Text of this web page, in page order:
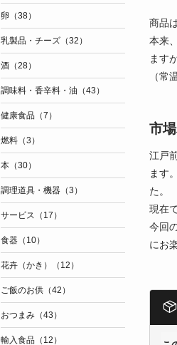
商品
本来
ます
（常
市
江戸
ます
た。
現在
今回
にお
卵（38）
乳製品・チーズ（32）
酒（28）
調味料・香辛料・油（43）
健康食品（7）
燃料（3）
本（30）
調理道具・機器（3）
サービス（17）
食器（10）
花卉（かき）（12）
ご飯のお供（42）
おつまみ（43）
輸入食品（12）